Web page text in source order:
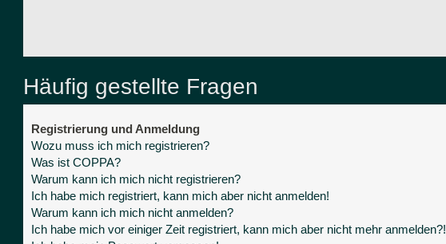
Häufig gestellte Fragen
Registrierung und Anmeldung
Wozu muss ich mich registrieren?
Was ist COPPA?
Warum kann ich mich nicht registrieren?
Ich habe mich registriert, kann mich aber nicht anmelden!
Warum kann ich mich nicht anmelden?
Ich habe mich vor einiger Zeit registriert, kann mich aber nicht mehr anmelden?!